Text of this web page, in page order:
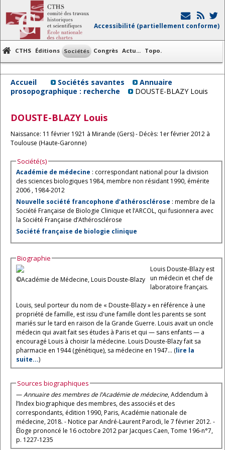
Accessibilité (partiellement conforme)
CTHS Éditions Sociétés Congrès Actu... Topo.
Accueil Sociétés savantes
Annuaire
prosopographique : recherche
DOUSTE-BLAZY Louis
DOUSTE-BLAZY Louis
Naissance: 11 février 1921 à Mirande (Gers) - Décès: 1er février 2012 à
Toulouse (Haute-Garonne)
Société(s)
Académie de médecine : correspondant national pour la division
des sciences biologiques 1984, membre non résidant 1990, émérite
2006 , 1984-2012
Nouvelle société francophone d’athérosclérose : membre de la
Société Française de Biologie Clinique et l’ARCOL, qui fusionnera avec
la Société Française d’Athérosclérose
Société française de biologie clinique
Biographie
©Académie de Médecine, Louis Douste-Blazy
Louis Douste-Blazy est
un médecin et chef de
laboratoire français.
Louis, seul porteur du nom de « Douste-Blazy » en référence à une
propriété de famille, est issu d'une famille dont les parents se sont
mariés sur le tard en raison de la Grande Guerre. Louis avait un oncle
médecin qui avait fait ses études à Paris et qui — sans enfants — a
encouragé Louis à choisir la médecine. Louis Douste-Blazy fait sa
pharmacie en 1944 (génétique), sa médecine en 1947... (lire la
suite...)
Sources biographiques
—Annuaire des membres de l’Académie de médecine, Addendum à
l’Index biographique des membres, des associés et des
correspondants, édition 1990, Paris, Académie nationale de
médecine, 2018. - Notice par André-Laurent Parodi, le 7 février 2012. -
Éloge prononcé le 16 octobre 2012 par Jacques Caen, Tome 196-n°7,
p. 1227-1235